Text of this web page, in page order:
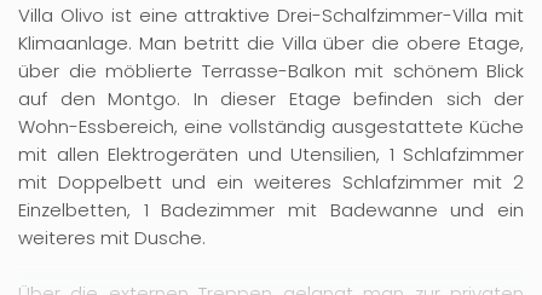
Villa Olivo ist eine attraktive Drei-Schalfzimmer-Villa mit
Klimaanlage. Man betritt die Villa über die obere Etage,
über die möblierte Terrasse-Balkon mit schönem Blick
auf den Montgo. In dieser Etage befinden sich der
Wohn-Essbereich, eine vollständig ausgestattete Küche
mit allen Elektrogeräten und Utensilien, 1 Schlafzimmer
mit Doppelbett und ein weiteres Schlafzimmer mit 2
Einzelbetten, 1 Badezimmer mit Badewanne und ein
weiteres mit Dusche.